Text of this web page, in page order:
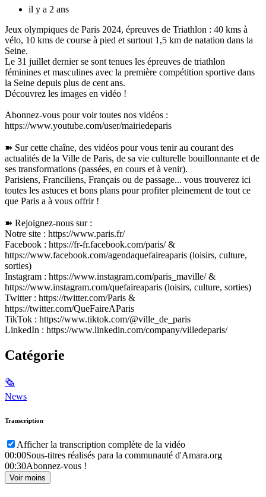
il y a 2 ans
Jeux olympiques de Paris 2024, épreuves de Triathlon : 40 kms à
vélo, 10 kms de course à pied et surtout 1,5 km de natation dans la
Seine.
Le 31 juillet dernier se sont tenues les épreuves de triathlon
féminines et masculines avec la première compétition sportive dans
la Seine depuis plus de cent ans.
Découvrez les images en vidéo !
Abonnez-vous pour voir toutes nos vidéos :
https://www.youtube.com/user/mairiedeparis
➽ Sur cette chaîne, des vidéos pour vous tenir au courant des
actualités de la Ville de Paris, de sa vie culturelle bouillonnante et de
ses transformations (passées, en cours et à venir).
Parisiens, Franciliens, Français ou de passage... vous trouverez ici
toutes les astuces et bons plans pour profiter pleinement de tout ce
que Paris a à vous offrir !
➽ Rejoignez-nous sur :
Notre site : https://www.paris.fr/
Facebook : https://fr-fr.facebook.com/paris/ &
https://www.facebook.com/agendaquefaireaparis (loisirs, culture,
sorties)
Instagram : https://www.instagram.com/paris_maville/ &
https://www.instagram.com/quefaireaparis (loisirs, culture, sorties)
Twitter : https://twitter.com/Paris &
https://twitter.com/QueFaireAParis
TikTok : https://www.tiktok.com/@ville_de_paris
LinkedIn : https://www.linkedin.com/company/villedeparis/
Catégorie
🗞
News
Transcription
Afficher la transcription complète de la vidéo
00:00Sous-titres réalisés para la communauté d'Amara.org
00:30Abonnez-vous !
Voir moins